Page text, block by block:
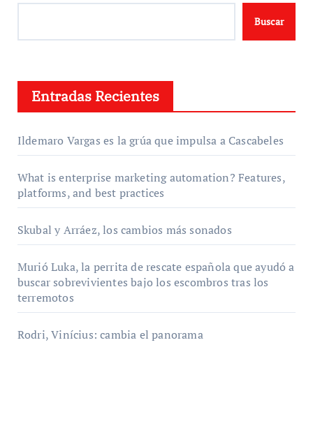
Buscar
Entradas Recientes
Ildemaro Vargas es la grúa que impulsa a Cascabeles
What is enterprise marketing automation? Features,
platforms, and best practices
Skubal y Arráez, los cambios más sonados
Murió Luka, la perrita de rescate española que ayudó a
buscar sobrevivientes bajo los escombros tras los
terremotos
Rodri, Vinícius: cambia el panorama